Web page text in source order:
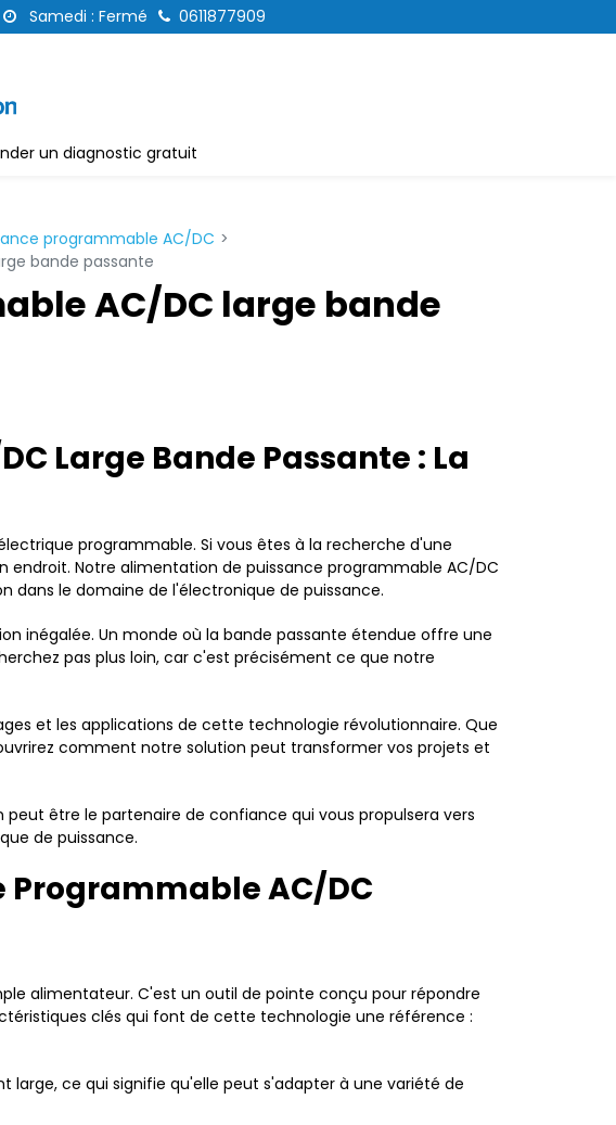
Samedi : Fermé 0611877909
un diagnostic gratuit
programmable AC/DC
bande passante
AC/DC large bande
Large Bande Passante : La
programmable. Si vous êtes à la recherche d'une
Notre alimentation de puissance programmable AC/DC
dans le domaine de l'électronique de puissance.
inégalée. Un monde où la bande passante étendue offre une
pas plus loin, car c'est précisément ce que notre
et les applications de cette technologie révolutionnaire. Que
comment notre solution peut transformer vos projets et
être le partenaire de confiance qui vous propulsera vers
de puissance.
AC/DC
alimentateur. C'est un outil de pointe conçu pour répondre
clés qui font de cette technologie une référence :
ce qui signifie qu'elle peut s'adapter à une variété de